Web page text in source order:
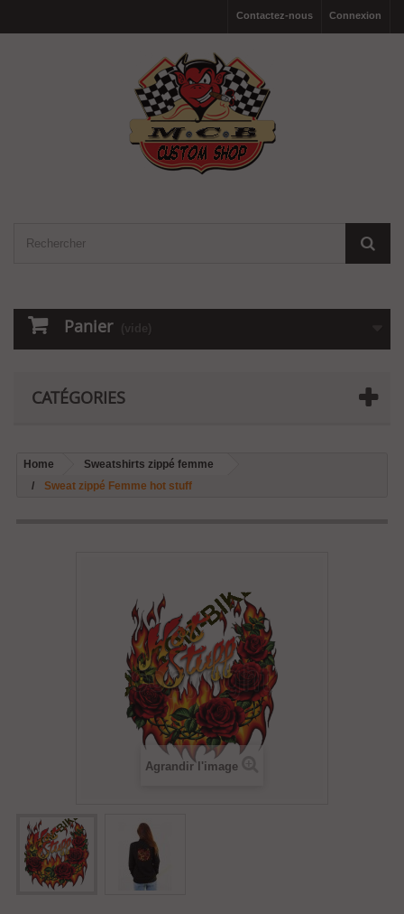
Connexion
Contactez-nous
Panier (vide)
CATÉGORIES
Home
Sweatshirts zippé femme
Sweat zippé Femme hot stuff
Agrandir l'image